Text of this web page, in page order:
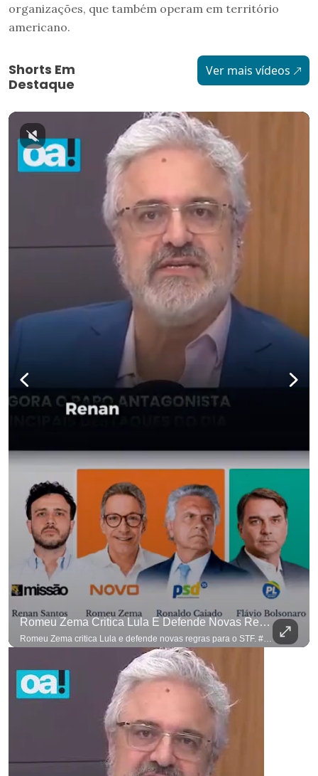
organizações, que também operam em território
americano.
Shorts Em
Destaque
Ver mais vídeos
Romeu Zema Critica Lula E Defende Novas Regras Para O STF. #OAntagonista
Romeu Zema critica Lula e defende novas regras para o STF. #OAntagonista Se você busca informação com credibilidade, inscreva-se agora e ative o